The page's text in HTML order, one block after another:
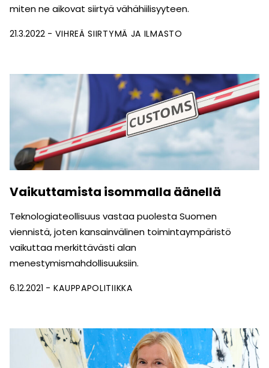
miten ne aikovat siirtyä vähähiilisyyteen.
21.3.2022 VIHREÄ SIIRTYMÄ JA ILMASTO
Vaikuttamista isommalla äänellä
Teknologiateollisuus vastaa puolesta Suomen
viennistä, joten kansainvälinen toimintaympäristö
vaikuttaa merkittävästi alan
menestymismahdollisuuksiin.
6.12.2021 KAUPPAPOLITIIKKA